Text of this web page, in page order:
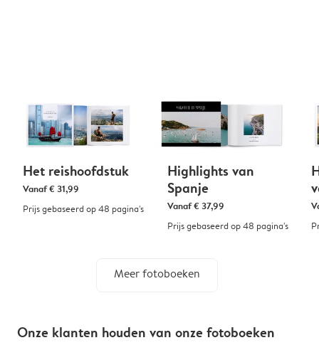
Het reishoofdstuk
Vanaf€ 31,99
Prijs gebaseerd op 48 pagina's
Highlights van
Spanje
Vanaf€ 37,99
Prijs gebaseerd op 48 pagina's
Meer fotoboeken
Onze klanten houden van onze fotoboeken